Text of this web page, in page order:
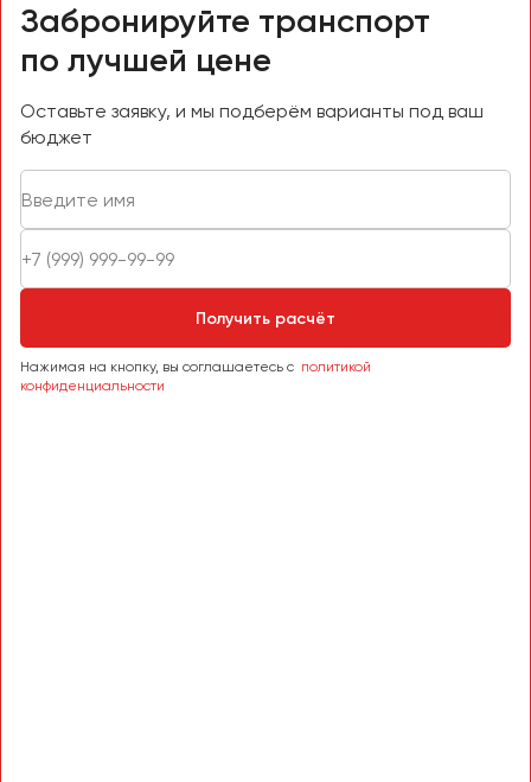
Забронируйте транспорт
по лучшей цене
Оставьте заявку, и мы подберём варианты под ваш
бюджет
Получить расчёт
Нажимая на кнопку, вы соглашаетесь с политикой
конфиденциальности
Якутск
Ялта